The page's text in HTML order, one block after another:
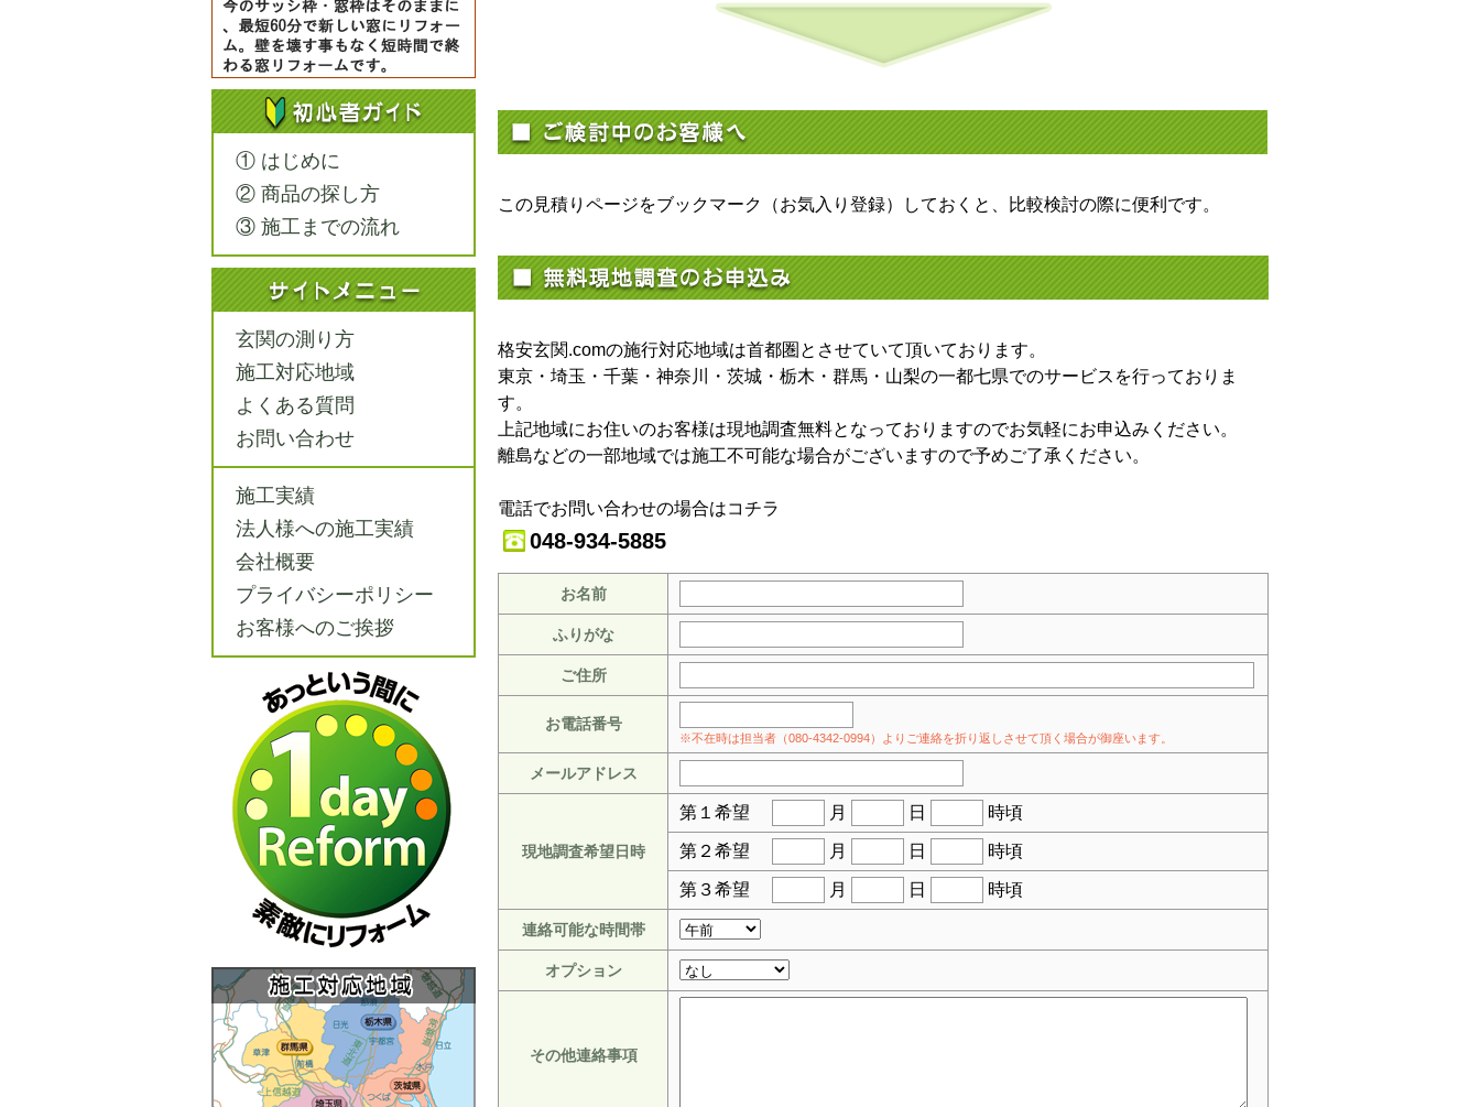
この見積りページをブックマーク（お気入り登録）しておくと、比較検討の際に便利です。
格安玄関.comの施行対応地域は首都圏とさせていて頂いております。
東京・埼玉・千葉・神奈川・茨城・栃木・群馬・山梨の一都七県でのサービスを行っておりま
す。
上記地域にお住いのお客様は現地調査無料となっておりますのでお気軽にお申込みください。
離島などの一部地域では施工不可能な場合がございますので予めご了承ください。
電話でお問い合わせの場合はコチラ
048-934-5885
お名前
ふりがな
ご住所
お電話番号
※不在時は担当者（080-4342-0994）よりご連絡を折り返しさせて頂く場合が御座います。
メールアドレス
現地調査希望日時
第１希望 月 日 時頃
第２希望 月 日 時頃
第３希望 月 日 時頃
連絡可能な時間帯
オプション
その他連絡事項
① はじめに
② 商品の探し方
③ 施工までの流れ
玄関の測り方
施工対応地域
よくある質問
お問い合わせ
施工実績
法人様への施工実績
会社概要
プライバシーポリシー
お客様へのご挨拶